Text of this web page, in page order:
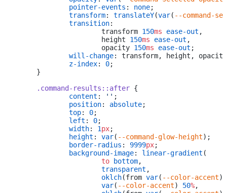
		pointer-events
: none;
		transform
: translateY(var( --command-
		transition
:
			transform
150ms ease-out ,
			height
150ms ease-out ,
			opacity
150ms ease-out ;
		will-change
: transform, height,
		z-index
: 0;
	}
	.command-results::after
{
		content
: '' ;
		position
: absolute;
		top
: 0;
		left
: 0;
		width
: 1px;
		height
: var( --command-glow-height);
		border-radius
: 9999px;
		background-image
: linear-gradient (
			to
bottom,
			transparent
,
			oklch
(from var( --color-accent)
			var
( --color-accent) 50%,